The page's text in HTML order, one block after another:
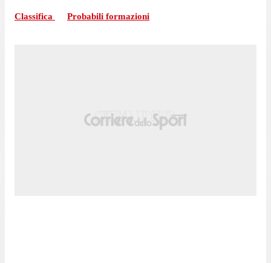
Classifica Probabili formazioni